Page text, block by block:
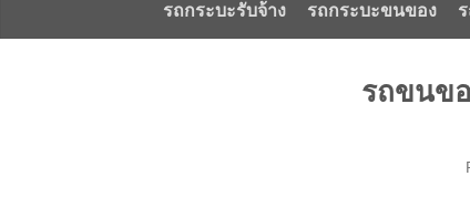
รถกระบะรับจ้าง รถกระบะขนของ
รถขนข